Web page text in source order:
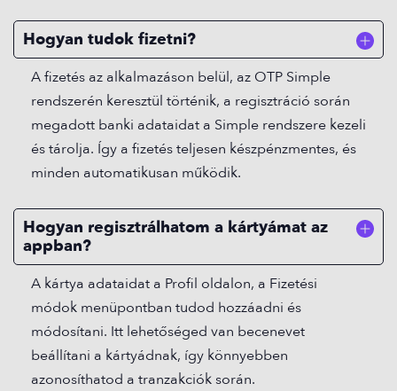
Hogyan tudok fizetni?
A fizetés az alkalmazáson belül, az OTP Simple
rendszerén keresztül történik, a regisztráció során
megadott banki adataidat a Simple rendszere kezeli
és tárolja. Így a fizetés teljesen készpénzmentes, és
minden automatikusan működik.
Hogyan regisztrálhatom a kártyámat az
appban?
A kártya adataidat a Profil oldalon, a Fizetési
módok menüpontban tudod hozzáadni és
módosítani. Itt lehetőséged van becenevet
beállítani a kártyádnak, így könnyebben
azonosíthatod a tranzakciók során.